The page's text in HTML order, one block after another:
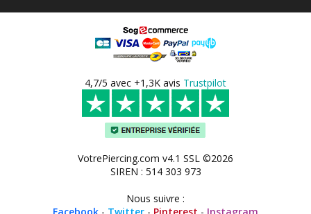
4,7/5 avec +1,3K avis Trustpilot
VotrePiercing.com v4.1 SSL ©2026
SIREN : 514 303 973
Nous suivre :